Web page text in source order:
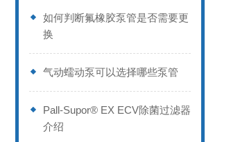
如何判断氟橡胶泵管是否需要更
换
气动蠕动泵可以选择哪些泵管
Pall-Supor® EX ECV除菌过滤器
介绍